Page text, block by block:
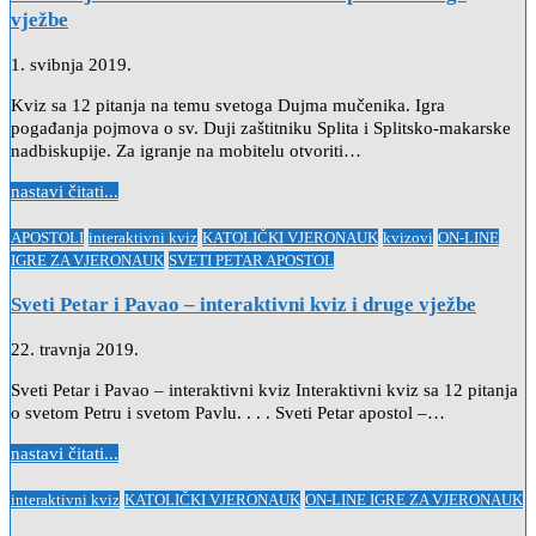
vježbe
1. svibnja 2019.
Kviz sa 12 pitanja na temu svetoga Dujma mučenika. Igra
pogađanja pojmova o sv. Duji zaštitniku Splita i Splitsko-makarske
nadbiskupije. Za igranje na mobitelu otvoriti…
nastavi čitati...
Posted
in
APOSTOLI interaktivni kviz KATOLIČKI VJERONAUK kvizovi ON-LINE
IGRE ZA VJERONAUK SVETI PETAR APOSTOL
Sveti Petar i Pavao – interaktivni kviz i druge vježbe
22. travnja 2019.
Sveti Petar i Pavao – interaktivni kviz Interaktivni kviz sa 12 pitanja
o svetom Petru i svetom Pavlu. . . . Sveti Petar apostol –…
nastavi čitati...
Posted
interaktivni kviz KATOLIČKI VJERONAUK ON-LINE IGRE ZA VJERONAUK